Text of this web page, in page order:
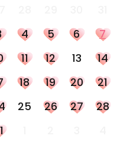
4 5 6 7
11 12 13 14
18 19 20 21
25 26 27 28